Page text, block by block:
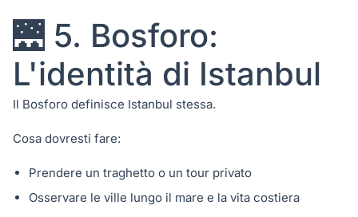
🌉 5. Bosforo:
L'identità di Istanbul
Il Bosforo definisce Istanbul stessa.
Cosa dovresti fare:
Prendere un traghetto o un tour privato
Osservare le ville lungo il mare e la vita costiera